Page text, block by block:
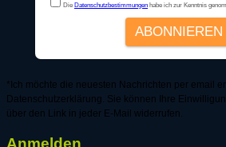
*Ich möchte die neuesten Nachrichten per email
Datenschutzerklärung. Sie können Ihre
über den Link in jeder E-Mail widerrufen.
Anmelden